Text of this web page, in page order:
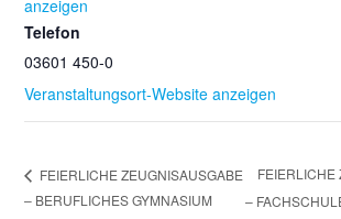
anzeigen
Telefon
03601 450-0
Veranstaltungsort-Website anzeigen
FEIERLICHE ZEUGNISAUSGABE
– BERUFLICHES GYMNASIUM
FEIERLICHE
–